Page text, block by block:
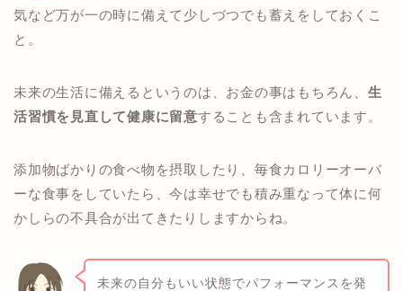
気など万が一の時に備えて少しづつでも蓄えをしておくこ
と。
未来の生活に備えるというのは、お金の事はもちろん、生
活習慣を見直して健康に留意することも含まれています。
添加物ばかりの食べ物を摂取したり、毎食カロリーオーバ
ーな食事をしていたら、今は幸せでも積み重なって体に何
かしらの不具合が出てきたりしますからね。
未来の自分もいい状態でパフォーマンスを発